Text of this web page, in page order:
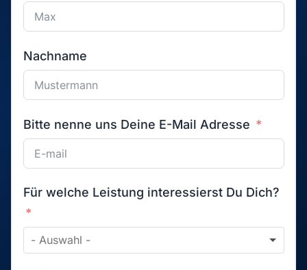
Nachname
Bitte nenne uns Deine E-Mail Adresse
Für welche Leistung interessierst Du Dich?